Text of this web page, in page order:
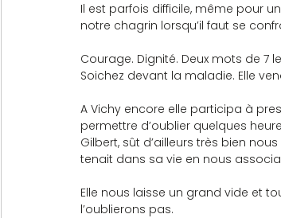
Il est parfois difficile, même pour
notre chagrin lorsqu’il faut se
Courage. Dignité. Deux mots de 7
Soichez devant la maladie. Elle
A Vichy encore elle participa à
permettre d’oublier quelques
Gilbert, sût d’ailleurs très bien
tenait dans sa vie en nous
Elle nous laisse un grand vide et
l’oublierons pas.